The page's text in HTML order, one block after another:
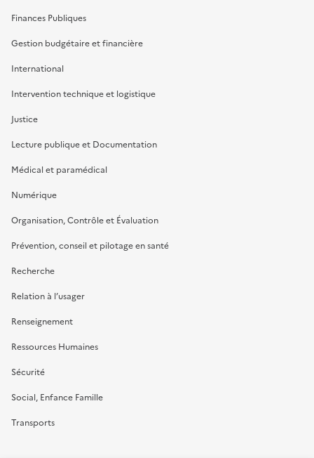
Finances Publiques
Gestion budgétaire et financière
International
Intervention technique et logistique
Justice
Lecture publique et Documentation
Médical et paramédical
Numérique
Organisation, Contrôle et Évaluation
Prévention, conseil et pilotage en santé
Recherche
Relation à l’usager
Renseignement
Ressources Humaines
Sécurité
Social, Enfance Famille
Transports